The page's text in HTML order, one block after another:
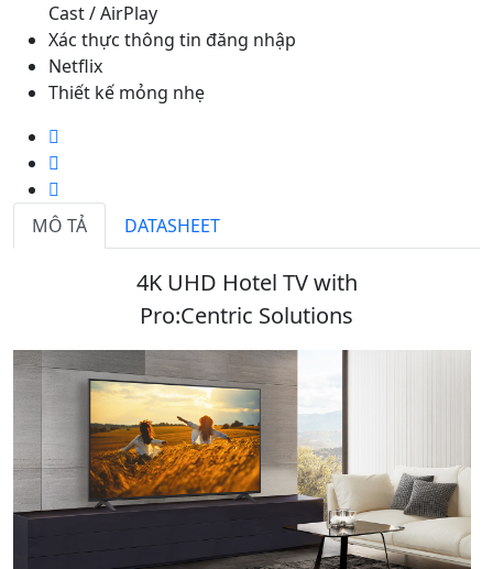
Cast / AirPlay
Xác thực thông tin đăng nhập
Netflix
Thiết kế mỏng nhẹ
MÔ TẢ DATASHEET
4K UHD Hotel TV with
Pro:Centric Solutions